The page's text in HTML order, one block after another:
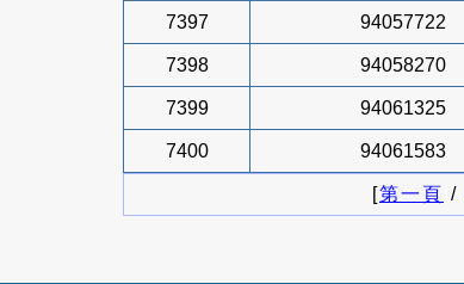
7397 94057722
7398 94058270
7399 94061325
7400 94061583
[第一頁 /